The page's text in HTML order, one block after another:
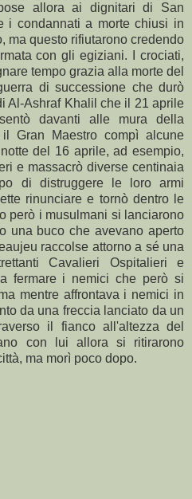
allora ai dignitari di San
i condannati a morte chiusi in
ma questo rifiutarono credendo
con gli egiziani. I crociati,
tempo grazia alla morte del
di successione che durò
Al-Ashraf Khalil che il 21 aprile
davanti alle mura della
Gran Maestro compì alcune
del 16 aprile, ad esempio,
e massacrò diverse centinaia
di distruggere le loro armi
rinunciare e tornò dentro le
però i musulmani si lanciarono
una buco che avevano aperto
raccolse attorno a sé una
Cavalieri Ospitalieri e
fermare i nemici che però si
mentre affrontava i nemici in
da una freccia lanciato da un
il fianco all'altezza del
con lui allora si ritirarono
ma morì poco dopo.